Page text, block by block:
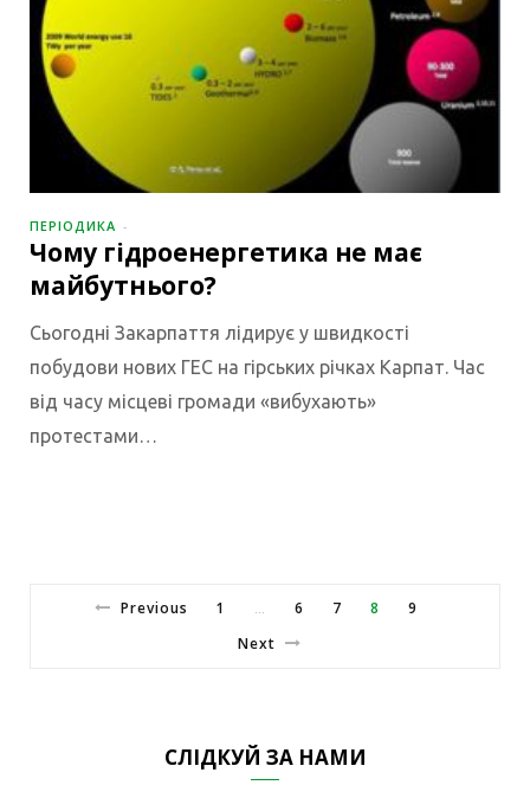
ПЕРІОДИКА
Чому гідроенергетика не має
майбутнього?
Сьогодні Закарпаття лідирує у швидкості
побудови нових ГЕС на гірських річках Карпат. Час
від часу місцеві громади «вибухають»
протестами…
Previous 1 … 6 7 8
9
Next
СЛІДКУЙ ЗА НАМИ